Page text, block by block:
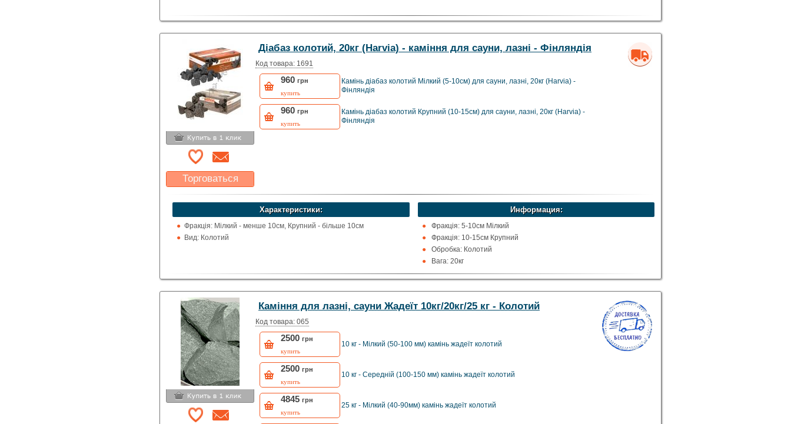
Торговаться
Какая цена Вас
устроит?
Указать цену
Діабаз колотий, 20кг (Harvia) - каміння для сауни, лазні - Фінляндія
Код товара: 1691
960 грн
купить
Камінь діабаз колотий Мілкий (5-10см) для сауни, лазні, 20кг (Harvia) -
Фінляндія
960 грн
купить
Камінь діабаз колотий Крупний (10-15см) для сауни, лазні, 20кг (Harvia) -
Фінляндія
Характеристики:
Фракція: Мілкий - менше 10см, Крупний - більше 10см
Вид: Колотий
Информация:
Фракція: 5-10см Мілкий
Фракція: 10-15см Крупний
Обробка: Колотий
Вага: 20кг
Упаковка: Заводська картонна коробка
Каміння для лазні, сауни Жадеїт 10кг/20кг/25 кг - Колотий
Код товара: 065
2500 грн
купить
10 кг - Мілкий (50-100 мм) камінь жадеїт колотий
2500 грн
купить
10 кг - Середній (100-150 мм) камінь жадеїт колотий
4845 грн
купить
25 кг - Мілкий (40-90мм) камінь жадеїт колотий